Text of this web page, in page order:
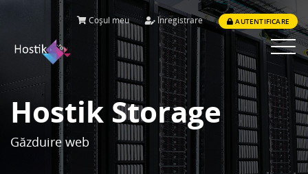
Coșul meu Înregistrare AUTENTIFICARE
Toggle
Hostik Storage
Găzduire web